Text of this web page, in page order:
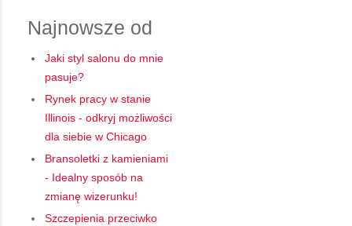
Najnowsze od
Jaki styl salonu do mnie
pasuje?
Rynek pracy w stanie
Illinois - odkryj możliwości
dla siebie w Chicago
Bransoletki z kamieniami
- Idealny sposób na
zmianę wizerunku!
Szczepienia przeciwko